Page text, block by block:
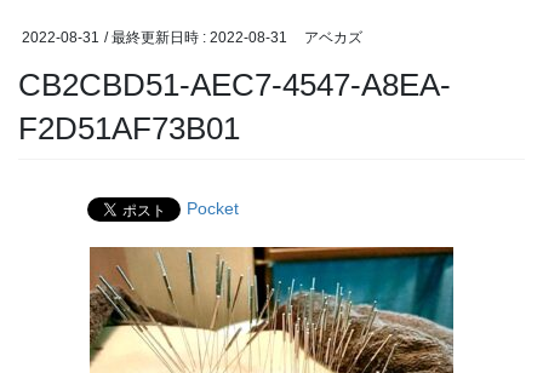
2022-08-31 / 最終更新日時 : 2022-08-31 アベカズ
CB2CBD51-AEC7-4547-A8EA-
F2D51AF73B01
Pocket